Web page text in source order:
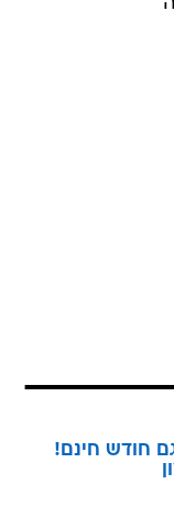
וגם חודש חינם!